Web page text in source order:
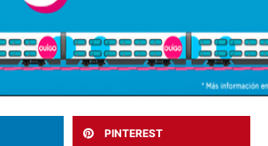
PINTEREST